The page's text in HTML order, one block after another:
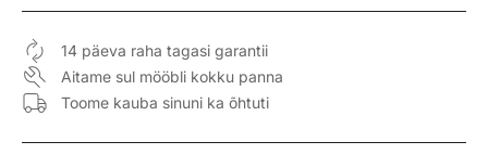
14 päeva raha tagasi garantii
Aitame sul mööbli kokku panna
Toome kauba sinuni ka õhtuti